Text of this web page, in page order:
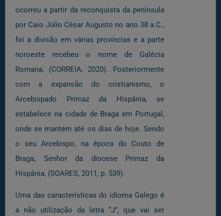
ocorreu a partir da reconquista da península
por Caio Júlio César Augusto no ano 38 a.C.,
foi a divisão em várias províncias e a parte
noroeste recebeu o nome de Galécia
Romana, (CORREIA, 2020). Posteriormente
com a expansão do cristianismo, o
Arcebispado Primaz da Hispânia, se
estabelece na cidade de Braga em Portugal,
onde se mantém até os dias de hoje. Sendo
o seu Arcebispo, na época do Couto de
Braga, Senhor da diocese Primaz da
Hispânia, (SOARES, 2011, p. 539).
Uma das características do idioma Galego é
a não utilização da letra “J”, que vai ser